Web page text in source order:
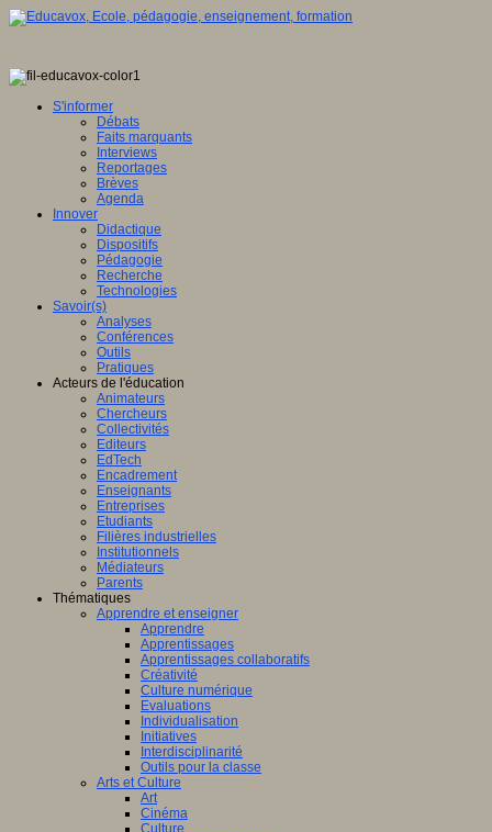
S'informer
Débats
Faits marquants
Interviews
Reportages
Brèves
Agenda
Innover
Didactique
Dispositifs
Pédagogie
Recherche
Technologies
Savoir(s)
Analyses
Conférences
Outils
Pratiques
Acteurs de l'éducation
Animateurs
Chercheurs
Collectivités
Editeurs
EdTech
Encadrement
Enseignants
Entreprises
Etudiants
Filières industrielles
Institutionnels
Médiateurs
Parents
Thématiques
Apprendre et enseigner
Apprendre
Apprentissages
Apprentissages collaboratifs
Créativité
Culture numérique
Evaluations
Individualisation
Initiatives
Interdisciplinarité
Outils pour la classe
Arts et Culture
Art
Cinéma
Culture